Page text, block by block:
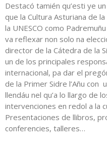
Destacó tamién qu’esti ye
que la Cultura Asturiana de
la UNESCO como
va reflexar non solo na
director de la Cátedra de la
un de los principales
internacional, pa dar el
de la Primer Sidre l’Añu con
llendáu nel qu’a lo llargo de
intervenciones en redol a la
Presentaciones de llibros,
conferencies, talleres…